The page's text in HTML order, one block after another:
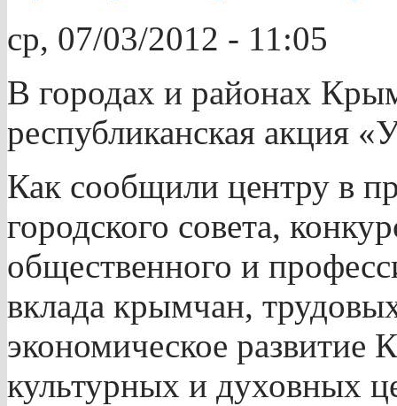
ср, 07/03/2012 - 11:05
В городах и районах
республиканская акция
Как сообщили центру в
городского совета,
общественного и
вклада крымчан,
экономическое развитие
культурных и духовных